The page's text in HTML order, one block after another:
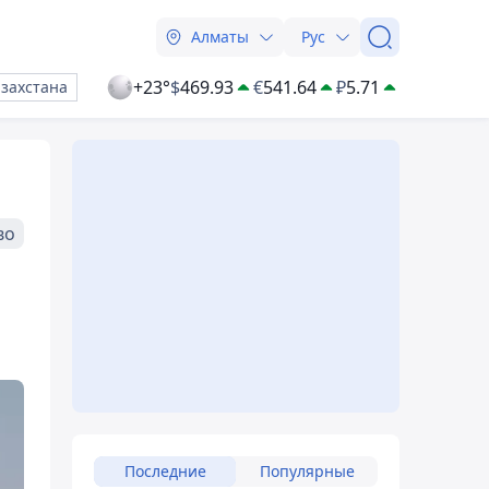
Алматы Рус
+23°$469.93 €541.64 ₽5.71
Последние Популярные